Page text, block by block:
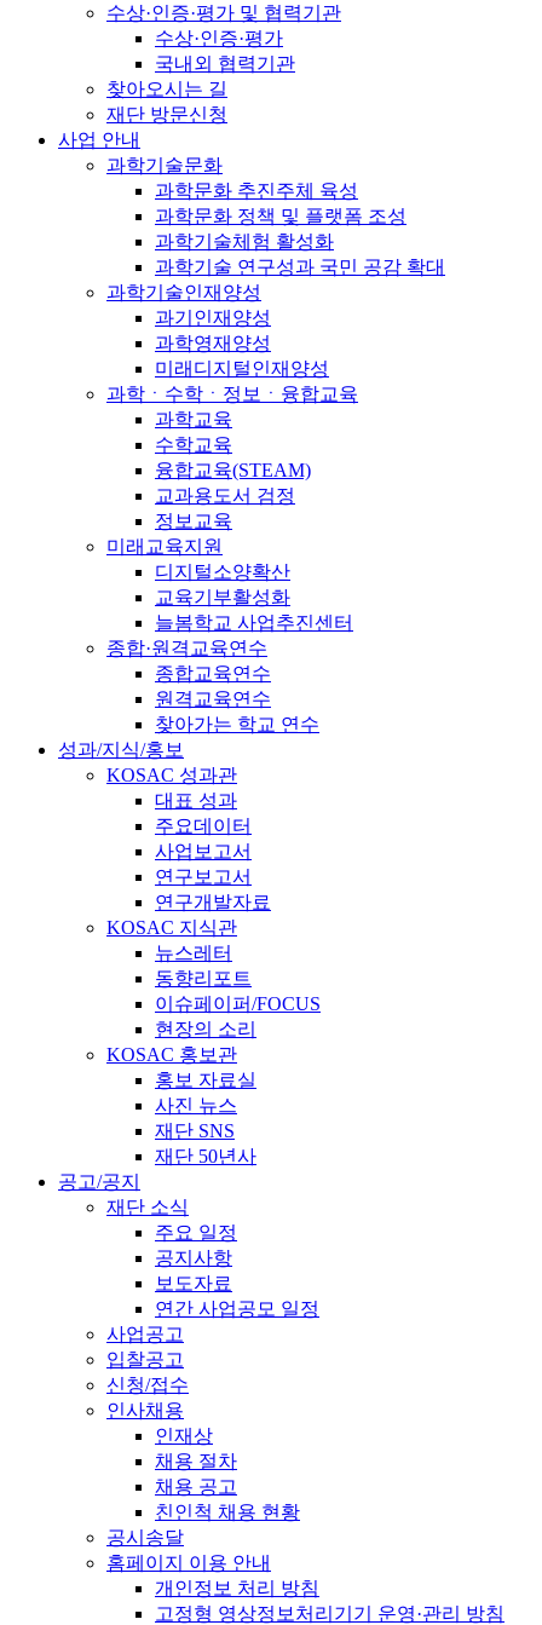
수상·인증·평가 및 협력기관
수상·인증·평가
국내외 협력기관
찾아오시는 길
재단 방문신청
사업 안내
과학기술문화
과학문화 추진주체 육성
과학문화 정책 및 플랫폼 조성
과학기술체험 활성화
과학기술 연구성과 국민 공감 확대
과학기술인재양성
과기인재양성
과학영재양성
미래디지털인재양성
과학ㆍ수학ㆍ정보ㆍ융합교육
과학교육
수학교육
융합교육(STEAM)
교과용도서 검정
정보교육
미래교육지원
디지털소양확산
교육기부활성화
늘봄학교 사업추진센터
종합·원격교육연수
종합교육연수
원격교육연수
찾아가는 학교 연수
성과/지식/홍보
KOSAC 성과관
대표 성과
주요데이터
사업보고서
연구보고서
연구개발자료
KOSAC 지식관
뉴스레터
동향리포트
이슈페이퍼/FOCUS
현장의 소리
KOSAC 홍보관
홍보 자료실
사진 뉴스
재단 SNS
재단 50년사
공고/공지
재단 소식
주요 일정
공지사항
보도자료
연간 사업공모 일정
사업공고
입찰공고
신청/접수
인사채용
인재상
채용 절차
채용 공고
친인척 채용 현황
공시송달
홈페이지 이용 안내
개인정보 처리 방침
고정형 영상정보처리기기 운영·관리 방침